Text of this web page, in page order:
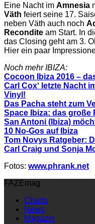
Eine Nacht im Amnesia
Väth feiert seine 17.
neben Väth auch noch
Recondite am Start. In
das Closing geht am 3.
Hier ein paar
Noch mehr IBIZA:
Cocoon Ibiza 2016 –
Carl Cox‘ letzte Nacht
Vinyl!
Das Pacha steht zum
Space Ibiza: das große
San Antoni (Ibiza)
10 No-Gos auf Ibiza
Tom Novys Ratgeber:
Charts
News